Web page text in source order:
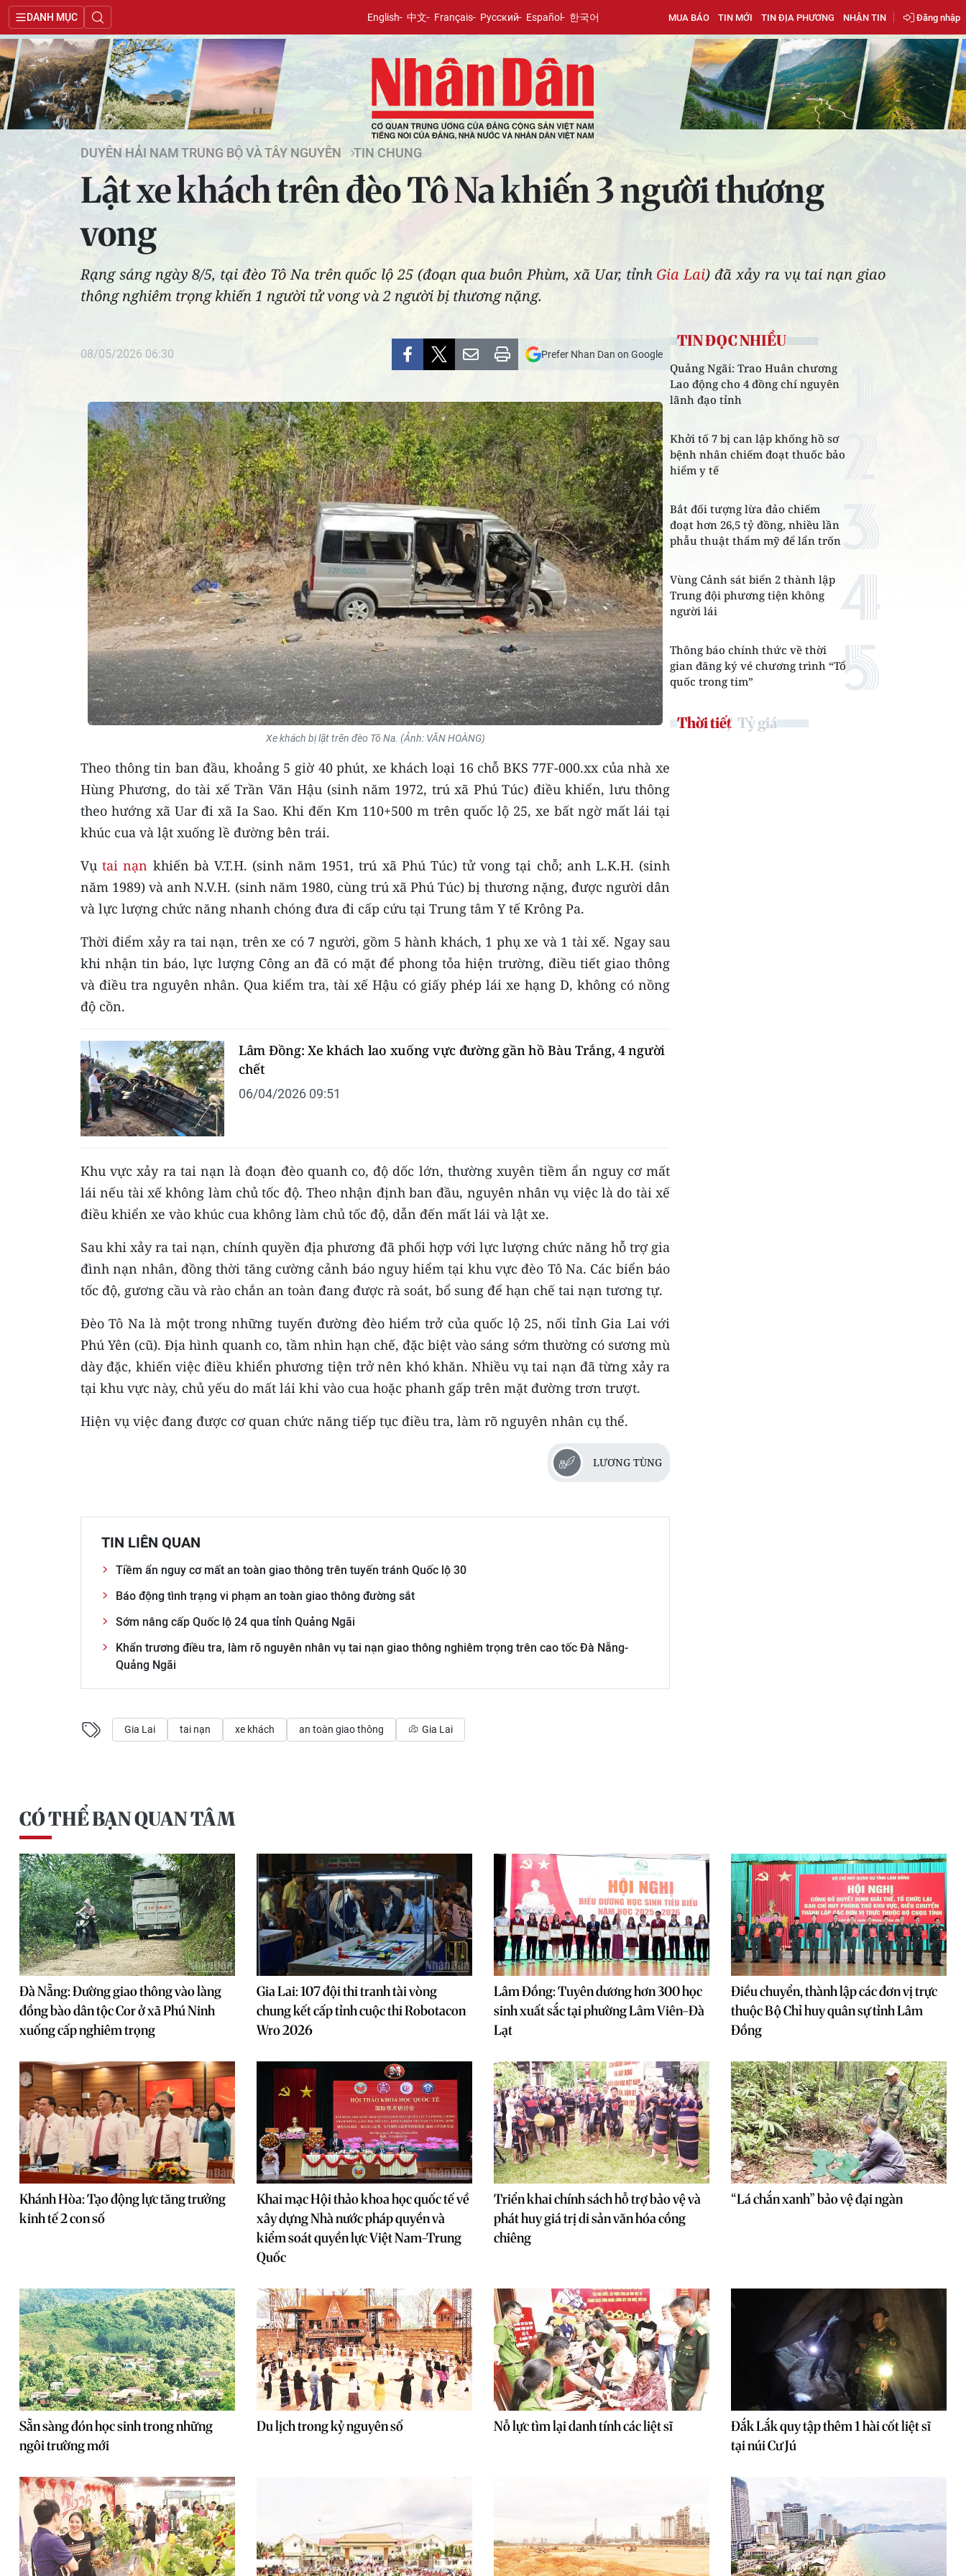
DANH MỤC English 中文 Français Русский Español 한국어 MUA BÁO TIN MỚI TIN ĐỊA PHƯƠNG NHẬN TIN Đăng nhập
DUYÊN HẢI NAM TRUNG BỘ VÀ TÂY NGUYÊN TIN CHUNG
Lật xe khách trên đèo Tô Na khiến 3 người thương
vong
Rạng sáng ngày 8/5, tại đèo Tô Na trên quốc lộ 25 (đoạn qua buôn Phùm, xã Uar, tỉnh Gia Lai) đã xảy ra vụ tai nạn giao
thông nghiêm trọng khiến 1 người tử vong và 2 người bị thương nặng.
08/05/2026 06:30 Prefer Nhan Dan on Google
Xe khách bị lật trên đèo Tô Na. (Ảnh: VĂN HOÀNG)
Theo thông tin ban đầu, khoảng 5 giờ 40 phút, xe khách loại 16 chỗ BKS 77F-000.xx của nhà xe
Hùng Phương, do tài xế Trần Văn Hậu (sinh năm 1972, trú xã Phú Túc) điều khiển, lưu thông
theo hướng xã Uar đi xã Ia Sao. Khi đến Km 110+500 m trên quốc lộ 25, xe bất ngờ mất lái tại
khúc cua và lật xuống lề đường bên trái.
Vụtai nạn khiến bà V.T.H. (sinh năm 1951, trú xã Phú Túc) tử vong tại chỗ; anh L.K.H. (sinh
năm 1989) và anh N.V.H. (sinh năm 1980, cùng trú xã Phú Túc) bị thương nặng, được người dân
và lực lượng chức năng nhanh chóng đưa đi cấp cứu tại Trung tâm Y tế Krông Pa.
Thời điểm xảy ra tai nạn, trên xe có 7 người, gồm 5 hành khách, 1 phụ xe và 1 tài xế. Ngay sau
khi nhận tin báo, lực lượng Công an đã có mặt để phong tỏa hiện trường, điều tiết giao thông
và điều tra nguyên nhân. Qua kiểm tra, tài xế Hậu có giấy phép lái xe hạng D, không có nồng
độ cồn.
Lâm Đồng: Xe khách lao xuống vực đường gần hồ Bàu Trắng, 4 người
chết
06/04/2026 09:51
Khu vực xảy ra tai nạn là đoạn đèo quanh co, độ dốc lớn, thường xuyên tiềm ẩn nguy cơ mất
lái nếu tài xế không làm chủ tốc độ. Theo nhận định ban đầu, nguyên nhân vụ việc là do tài xế
điều khiển xe vào khúc cua không làm chủ tốc độ, dẫn đến mất lái và lật xe.
Sau khi xảy ra tai nạn, chính quyền địa phương đã phối hợp với lực lượng chức năng hỗ trợ gia
đình nạn nhân, đồng thời tăng cường cảnh báo nguy hiểm tại khu vực đèo Tô Na. Các biển báo
tốc độ, gương cầu và rào chắn an toàn đang được rà soát, bổ sung để hạn chế tai nạn tương tự.
Đèo Tô Na là một trong những tuyến đường đèo hiểm trở của quốc lộ 25, nối tỉnh Gia Lai với
Phú Yên (cũ). Địa hình quanh co, tầm nhìn hạn chế, đặc biệt vào sáng sớm thường có sương mù
dày đặc, khiến việc điều khiển phương tiện trở nên khó khăn. Nhiều vụ tai nạn đã từng xảy ra
tại khu vực này, chủ yếu do mất lái khi vào cua hoặc phanh gấp trên mặt đường trơn trượt.
Hiện vụ việc đang được cơ quan chức năng tiếp tục điều tra, làm rõ nguyên nhân cụ thể.
LƯƠNG TÙNG
TIN LIÊN QUAN
Tiềm ẩn nguy cơ mất an toàn giao thông trên tuyến tránh Quốc lộ 30
Báo động tình trạng vi phạm an toàn giao thông đường sắt
Sớm nâng cấp Quốc lộ 24 qua tỉnh Quảng Ngãi
Khẩn trương điều tra, làm rõ nguyên nhân vụ tai nạn giao thông nghiêm trọng trên cao tốc Đà Nẵng-
Quảng Ngãi
Gia Lai tai nạn xe khách an toàn giao thông Gia Lai
TIN ĐỌC NHIỀU
Quảng Ngãi: Trao Huân chương
Lao động cho 4 đồng chí nguyên
lãnh đạo tỉnh
Khởi tố 7 bị can lập khống hồ sơ
bệnh nhân chiếm đoạt thuốc bảo
hiểm y tế
Bắt đối tượng lừa đảo chiếm
đoạt hơn 26,5 tỷ đồng, nhiều lần
phẫu thuật thẩm mỹ để lẩn trốn
Vùng Cảnh sát biển 2 thành lập
Trung đội phương tiện không
người lái
Thông báo chính thức về thời
gian đăng ký vé chương trình “Tổ
quốc trong tim”
Thời tiết Tỷ giá
CÓ THỂ BẠN QUAN TÂM
Đà Nẵng: Đường giao thông vào làng
đồng bào dân tộc Cor ở xã Phú Ninh
xuống cấp nghiêm trọng
Gia Lai: 107 đội thi tranh tài vòng
chung kết cấp tỉnh cuộc thi Robotacon
Wro 2026
Lâm Đồng: Tuyên dương hơn 300 học
sinh xuất sắc tại phường Lâm Viên-Đà
Lạt
Điều chuyển, thành lập các đơn vị trực
thuộc Bộ Chỉ huy quân sự tỉnh Lâm
Đồng
Khánh Hòa: Tạo động lực tăng trưởng
kinh tế 2 con số
Khai mạc Hội thảo khoa học quốc tế về
xây dựng Nhà nước pháp quyền và
kiểm soát quyền lực Việt Nam-Trung
Quốc
Triển khai chính sách hỗ trợ bảo vệ và
phát huy giá trị di sản văn hóa cồng
chiêng
“Lá chắn xanh” bảo vệ đại ngàn
Sẵn sàng đón học sinh trong những
ngôi trường mới
Du lịch trong kỷ nguyên số Nỗ lực tìm lại danh tính các liệt sĩ
Đắk Lắk quy tập thêm 1 hài cốt liệt sĩ
tại núi Cư Jú